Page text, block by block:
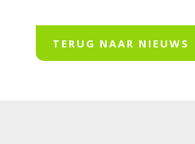
TERUG NAAR NIEUWS